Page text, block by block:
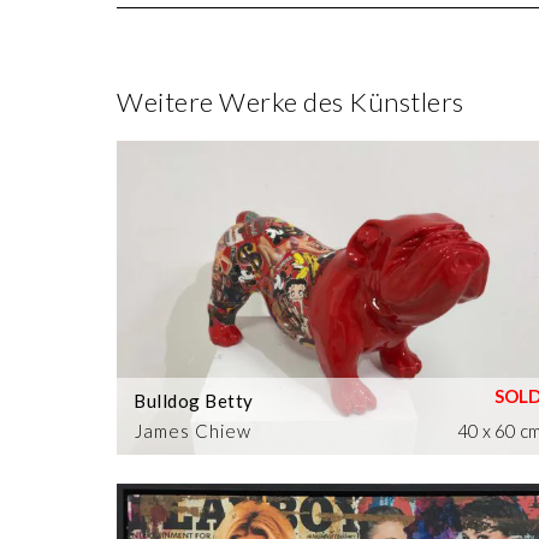
Weitere Werke des Künstlers
James Chiew
Bulldog Betty
40 x 60